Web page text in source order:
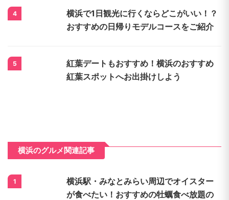
4
横浜で1日観光に行くならどこがいい！？
おすすめの日帰りモデルコースをご紹介
5
紅葉デートもおすすめ！横浜のおすすめ
紅葉スポットへお出掛けしよう
横浜のグルメ関連記事
1
横浜駅・みなとみらい周辺でオイスター
が食べたい！おすすめの牡蠣食べ放題の